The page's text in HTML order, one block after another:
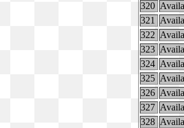
320
321
322
323
324
325
326
327
328